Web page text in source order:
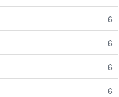
6
6
6
6